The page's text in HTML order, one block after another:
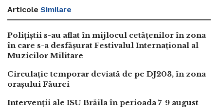
Articole Similare
Polițiștii s-au aflat în mijlocul cetățenilor în zona
în care s-a desfășurat Festivalul Internațional al
Muzicilor Militare
Circulație temporar deviată de pe DJ203, în zona
orașului Făurei
Intervenții ale ISU Brăila în perioada 7-9 august